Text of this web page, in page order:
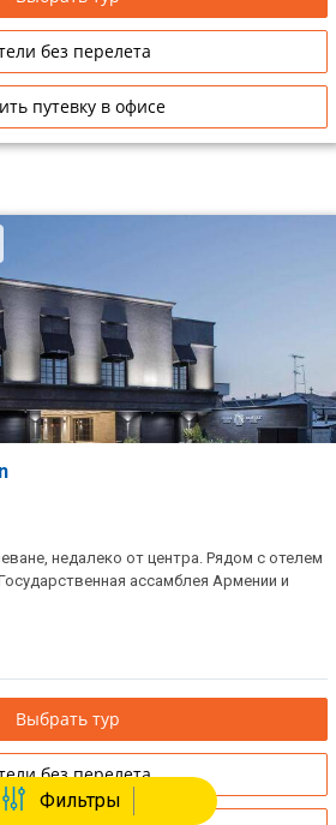
без перелета
путевку в офисе
недалеко от центра. Рядом с отелем
ассамблея Армении и
Выбрать тур
без перелета
Фильтры